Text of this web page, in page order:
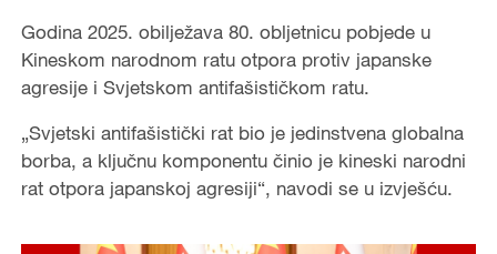
Godina 2025. obilježava 80. obljetnicu pobjede u
Kineskom narodnom ratu otpora protiv japanske
agresije i Svjetskom antifašističkom ratu.
„Svjetski antifašistički rat bio je jedinstvena globalna
borba, a ključnu komponentu činio je kineski narodni
rat otpora japanskoj agresiji“, navodi se u izvješću.